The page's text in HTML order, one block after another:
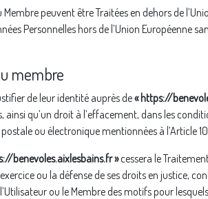
Membre peuvent être Traitées en dehors de
Personnelles hors de l’Union
membre
de leur identité auprès de« https://
qu’un droit à l’effacement, dans les
ou électronique mentionnées à l’Article
benevoles.aixlesbains.fr »cessera le
ou la défense de ses droits en justice,
ou le Membre des motifs pour